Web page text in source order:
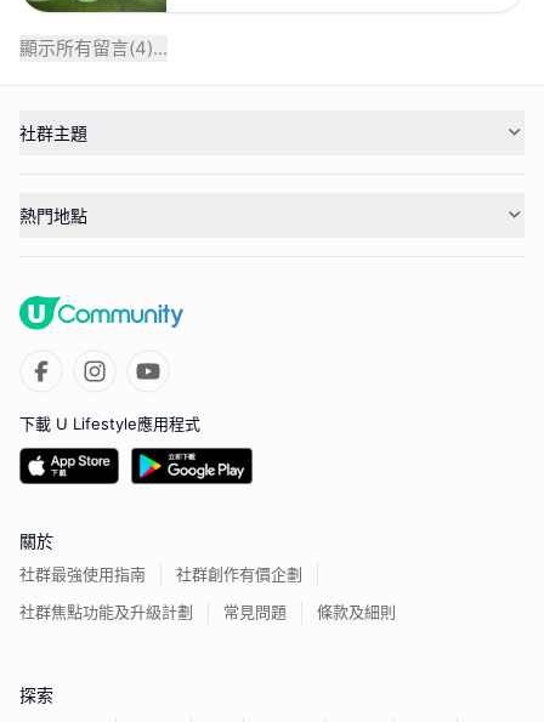
顯示所有留言(4)...
社群主題
熱門地點
下載 U Lifestyle應用程式
關於
社群最強使用指南
社群創作有價企劃
社群焦點功能及升級計劃
常見問題 條款及細則
探索